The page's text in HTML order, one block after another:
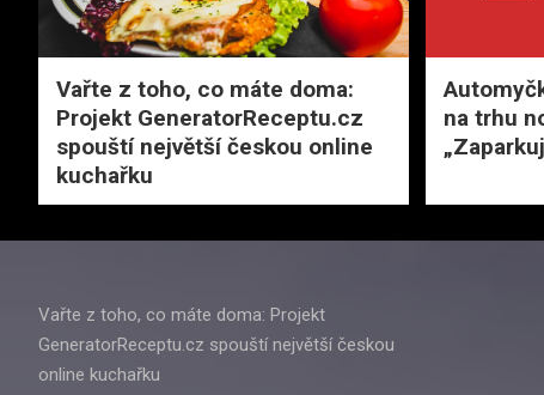
Vařte z toho, co máte doma:
Projekt GeneratorReceptu.cz
spouští největší českou online
kuchařku
na trhu
Vařte z toho, co máte doma: Projekt
GeneratorReceptu.cz spouští největší českou
online kuchařku